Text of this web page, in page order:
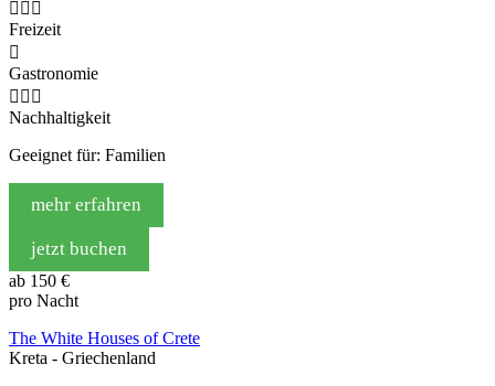
  
Freizeit

Gastronomie
  
Nachhaltigkeit
Geeignet für: Familien
mehr erfahren
jetzt buchen
ab 150 €
pro Nacht
The White Houses of Crete
Kreta - Griechenland